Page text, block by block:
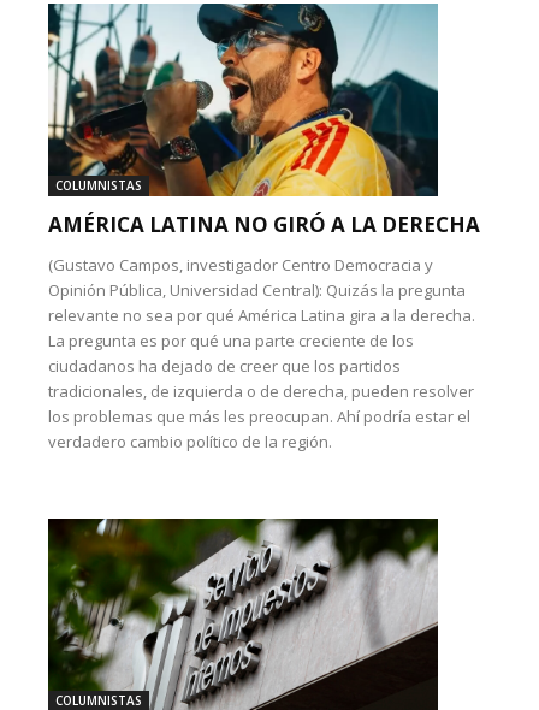
COLUMNISTAS
AMÉRICA LATINA NO GIRÓ A LA DERECHA
(Gustavo Campos, investigador Centro Democracia y
Opinión Pública, Universidad Central): Quizás la pregunta
relevante no sea por qué América Latina gira a la derecha.
La pregunta es por qué una parte creciente de los
ciudadanos ha dejado de creer que los partidos
tradicionales, de izquierda o de derecha, pueden resolver
los problemas que más les preocupan. Ahí podría estar el
verdadero cambio político de la región.
COLUMNISTAS